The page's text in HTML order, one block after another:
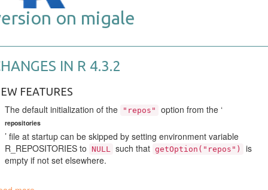
on migale
IN R 4.3.2
FEATURES
The default initialization of the
"repos" option from the ‘
repositories
’ file at startup can be skipped by setting environment variable
R_REPOSITORIESto NULL such that getOption("repos")
is
empty if not set elsewhere.